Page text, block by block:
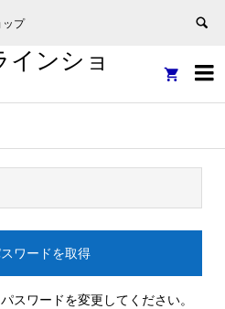
プ

ンショ

スワードを変更してください。